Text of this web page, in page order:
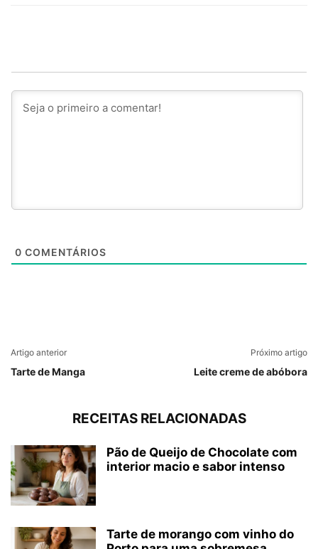
0 COMENTÁRIOS
Artigo anterior
Tarte de Manga
Próximo artigo
Leite creme de abóbora
RECEITAS RELACIONADAS
Pão de Queijo de Chocolate com
interior macio e sabor intenso
Tarte de morango com vinho do